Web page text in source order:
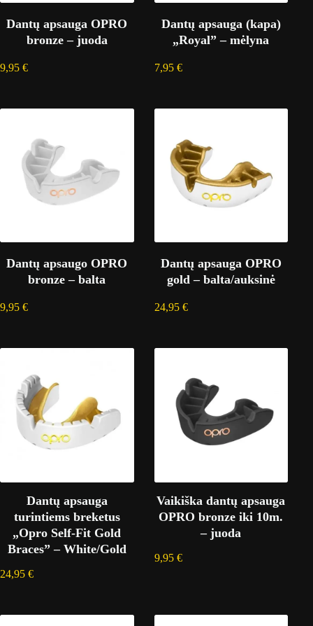
Dantų apsauga OPRO
bronze – juoda
9,95 €
Dantų apsauga (kapa)
„Royal” – mėlyna
7,95 €
Dantų apsaugo OPRO
bronze – balta
9,95 €
Dantų apsauga OPRO
gold – balta/auksinė
24,95 €
Dantų apsauga
turintiems breketus
„Opro Self-Fit Gold
Braces” – White/Gold
24,95 €
Vaikiška dantų apsauga
OPRO bronze iki 10m.
– juoda
9,95 €